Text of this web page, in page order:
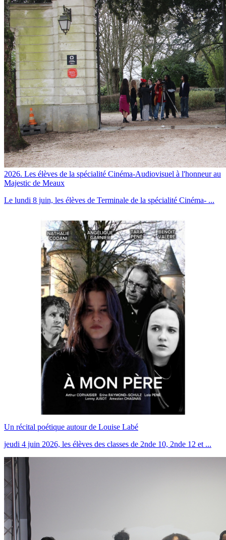
2026. Les élèves de la spécialité Cinéma-Audiovisuel à l'honneur au
Majestic de Meaux
Le lundi 8 juin, les élèves de Terminale de la spécialité Cinéma- ...
Un récital poétique autour de Louise Labé
jeudi 4 juin 2026, les élèves des classes de 2nde 10, 2nde 12 et ...